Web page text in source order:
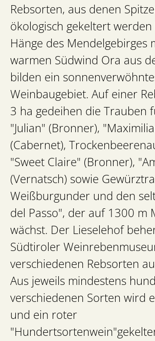
Rebsorten, aus denen
ökologisch gekeltert
Hänge des Mendelgebirges
warmen Südwind Ora aus
bilden ein
Weinbaugebiet. Auf einer
3 ha gedeihen die Trauben
"Julian" (Bronner),
(Cabernet),
"Sweet Claire" (Bronner),
(Vernatsch) sowie
Weißburgunder und den
del Passo", der auf 1300 m
wächst. Der Lieselehof
Südtiroler
verschiedenen Rebsorten
Aus jeweils mindestens
verschiedenen Sorten wird
und ein roter